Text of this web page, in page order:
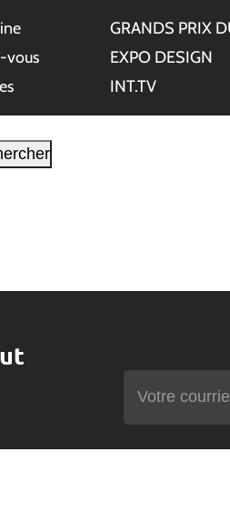
vous
GRANDS PRIX
EXPO DESIGN
INT.TV